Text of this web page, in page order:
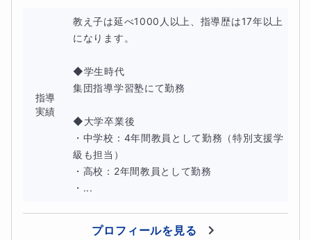
指導
実績
教え子は延べ1000人以上、指導歴は17年以上
になります。
◆学生時代
集団指導学習塾にて勤務
◆大学卒業後
・中学校：4年間教員として勤務（特別支援学
級も担当）
・高校：2年間教員として勤務
・...
プロフィールを見る